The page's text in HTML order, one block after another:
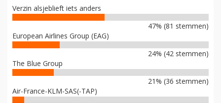
Verzin alsjeblieft iets anders
47% (81 stemmen)
European Airlines Group (EAG)
24% (42 stemmen)
The Blue Group
21% (36 stemmen)
Air-France-KLM-SAS(-TAP)